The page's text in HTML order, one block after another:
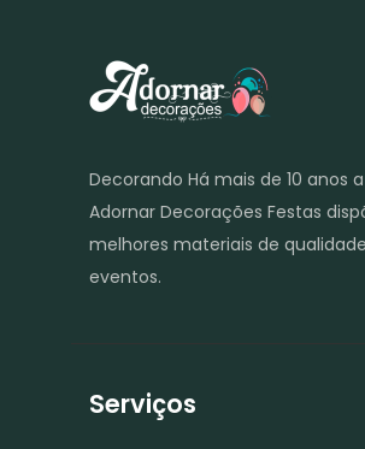
Decorando Há mais de 10 anos
Adornar Decorações Festas
melhores materiais de
eventos.
Serviços